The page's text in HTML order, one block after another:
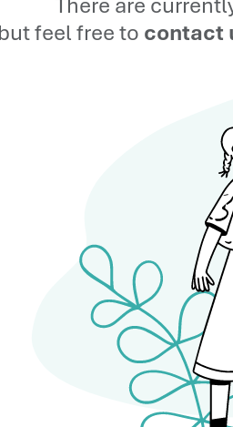
There are
but feel free to contact